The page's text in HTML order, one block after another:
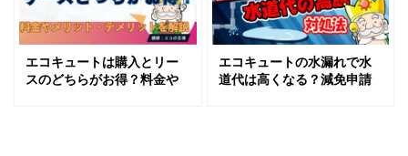
エコキュートは購入とリー
スのどちらがお得？料金や
エコキュートの水漏れで水
道代は高くなる？減免申請